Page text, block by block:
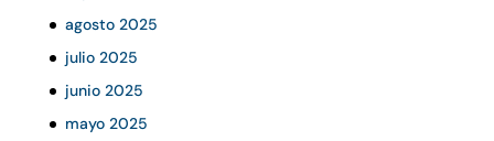
agosto 2025
julio 2025
junio 2025
mayo 2025